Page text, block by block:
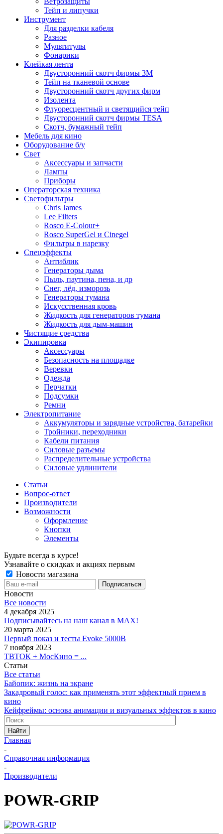
Тейп и липучки
Инструмент
Для разделки кабеля
Разное
Мультитулы
Фонарики
Клейкая лента
Двусторонний скотч фирмы 3M
Тейп на тканевой основе
Двусторонний скотч других фирм
Изолента
Флуоресцентный и светящийся тейп
Двусторонний скотч фирмы TESA
Скотч, бумажный тейп
Мебель для кино
Оборудование б/у
Свет
Аксессуары и запчасти
Лампы
Приборы
Операторская техника
Светофильтры
Chris James
Lee Filters
Rosco E-Colour+
Rosco SuperGel и Cinegel
Фильтры в нарезку
Спецэффекты
Антиблик
Генераторы дыма
Пыль, паутина, пена, и др
Снег, лёд, изморозь
Генераторы тумана
Искусственная кровь
Жидкость для генераторов тумана
Жидкость для дым-машин
Чистящие средства
Экипировка
Аксессуары
Безопасность на площадке
Веревки
Одежда
Перчатки
Подсумки
Ремни
Электропитание
Аккумуляторы и зарядные устройства, батарейки
Тройники, переходники
Кабели питания
Силовые разъемы
Распределительные устройства
Силовые удлинители
Статьи
Вопрос-ответ
Производители
Возможности
Оформление
Кнопки
Элементы
Будьте всегда в курсе!
Узнавайте о скидках и акциях первым
Новости магазина
Новости
Все новости
4 декабря 2025
Подписывайтесь на наш канал в MAX!
20 марта 2025
Первый показ и тесты Evoke 5000B
7 ноября 2023
ТВТОК + МосКино = ...
Статьи
Все статьи
Байопик: жизнь на экране
Закадровый голос: как применять этот эффектный прием в
кино
Кейфреймы: основа анимации и визуальных эффектов в кино
Найти
Главная
-
Справочная информация
-
Производители
POWR-GRIP